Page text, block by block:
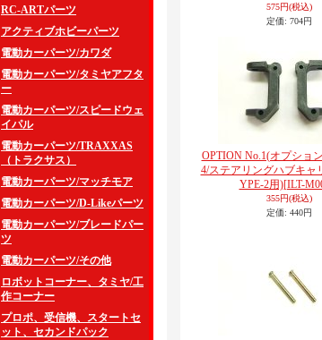
RC-ARTパーツ
アクティブホビーパーツ
電動カーパーツ/カワダ
電動カーパーツ/タミヤアフタ
ー
電動カーパーツ/スピードウェ
イパル
電動カーパーツ/TRAXXAS
（トラクサス）
電動カーパーツ/マッチモア
電動カーパーツ/D-Likeパーツ
電動カーパーツ/ブレードパー
ツ
電動カーパーツ/その他
ロボットコーナー、タミヤ/工
作コーナー
プロポ、受信機、スタートセ
ット、セカンドパック
575円(税込)
定価: 704円
OPTION No.1(オプショ
4/ステアリングハブキ
YPE-2用)[ILT-
355円(税込)
定価: 440円